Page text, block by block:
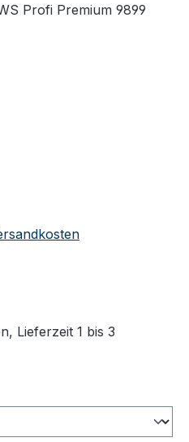
von 5 von 5 Sternen
Lieferzeit 1 bis 3